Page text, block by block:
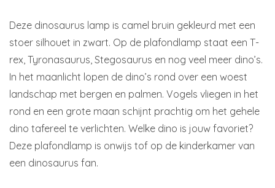
Deze dinosaurus lamp is camel bruin gekleurd met een
stoer silhouet in zwart. Op de plafondlamp staat een T-
rex, Tyronasaurus, Stegosaurus en nog veel meer dino’s.
In het maanlicht lopen de dino’s rond over een woest
landschap met bergen en palmen. Vogels vliegen in het
rond en een grote maan schijnt prachtig om het gehele
dino tafereel te verlichten. Welke dino is jouw favoriet?
Deze plafondlamp is onwijs tof op de kinderkamer van
een dinosaurus fan.